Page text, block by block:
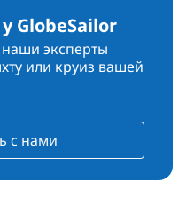
GlobeSailor
эксперты
или круиз вашей
с нами